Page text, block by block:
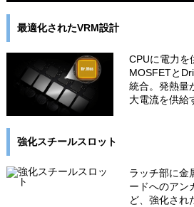
最適化されたVRM設計
CPUに電力を
MOSFETと
統合。発熱量
大電流を供給
強化スチールスロット
ラッチ部に金
ードへのアン
ど、強化され